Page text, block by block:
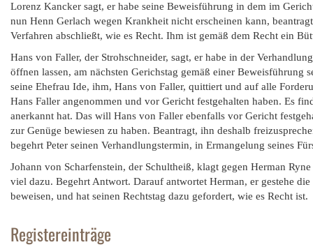
Lorenz Kancker sagt, er habe seine Beweisführung in dem im
nun Henn Gerlach wegen Krankheit nicht erscheinen kann,
Verfahren abschließt, wie es Recht. Ihm ist gemäß dem Recht ein
Hans von Faller, der Strohschneider, sagt, er habe in der
öffnen lassen, am nächsten Gerichstag gemäß einer
seine Ehefrau Ide, ihm, Hans von Faller, quittiert und auf alle
Hans Faller angenommen und vor Gericht festgehalten haben. Es
anerkannt hat. Das will Hans von Faller ebenfalls vor Gericht
zur Genüge bewiesen zu haben. Beantragt, ihn deshalb
begehrt Peter seinen Verhandlungstermin, in Ermangelung seines
Johann von Scharfenstein, der Schultheiß, klagt gegen Herman
viel dazu. Begehrt Antwort. Darauf antwortet Herman, er gestehe
beweisen, und hat seinen Rechtstag dazu gefordert, wie es Recht ist.
Registereinträge